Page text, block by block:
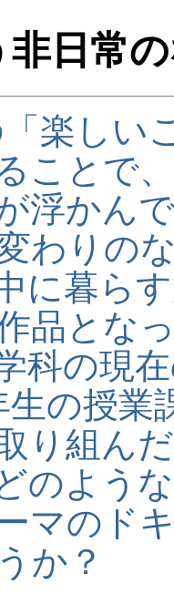
日常
楽しい
ことで
浮かん
わりの
に暮ら
品とな
科の現
生の授業
り組ん
のよう
マのド
か？